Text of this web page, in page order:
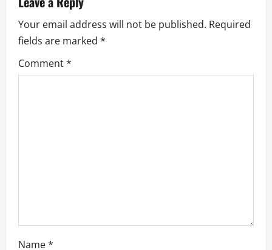
n
a
v
i
n
Your email address will not be published. Required
fields are marked *
Comment*
Name*